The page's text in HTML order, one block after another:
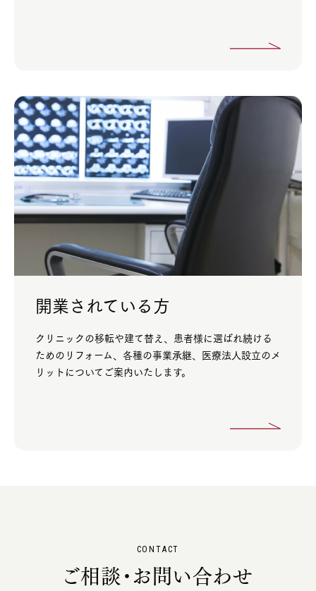
開業されている方
クリニックの移転や建て替え、患者様に選ばれ続ける
ためのリフォーム、各種の事業承継、医療法人設立のメ
リットについてご案内いたします。
CONTACT
ご相談・お問い合わせ